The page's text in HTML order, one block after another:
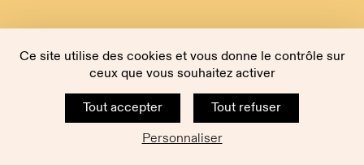
Ce site utilise des cookies et vous donne le contrôle sur
ceux que vous souhaitez activer
Tout accepter
Tout refuser
Personnaliser